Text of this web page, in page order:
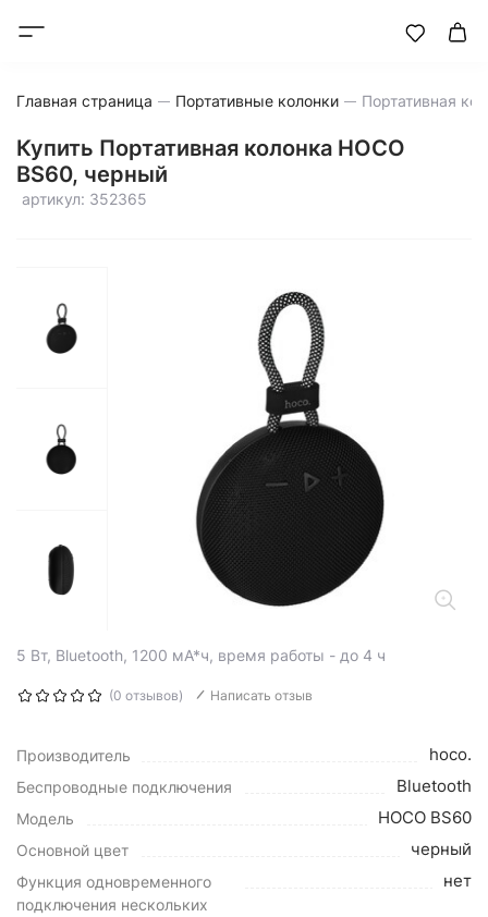
Главная страница Портативные колонки
Купить Портативная колонка HOCO
BS60, черный
артикул: 352365
5 Вт, Bluetooth, 1200 мА*ч, время работы - до 4 ч
(0 отзывов) Написать отзыв
Производитель hoco.
Беспроводные подключения Bluetooth
Модель HOCO BS60
Основной цвет черный
Функция одновременного
подключения нескольких
нет